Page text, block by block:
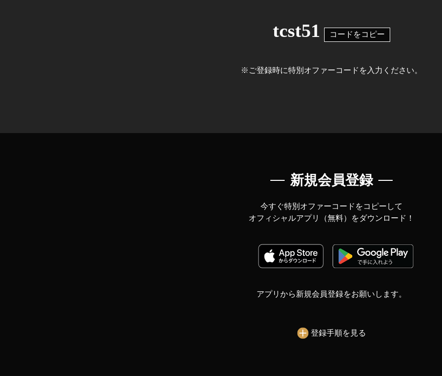
tcst51 コードをコピー
※ご登録時に特別オファーコードを 入力ください。
新規会員登録
今すぐ特別オファーコードをコピーして
オフィシャルアプリ（無料）をダウンロード！
アプリから新規会員登録をお願いします。
登録手順を見る